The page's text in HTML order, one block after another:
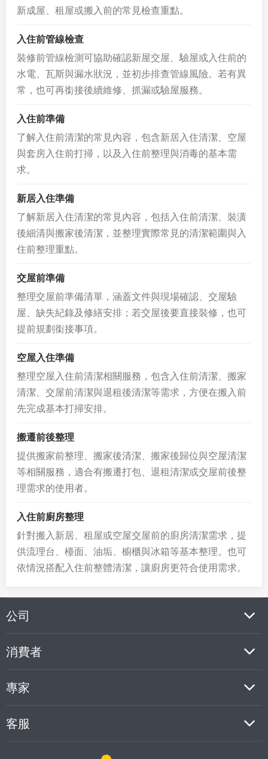
新成屋、租屋或搬入前的常見檢查重點。
入住前管線檢查
裝修前管線檢測可協助確認新屋交屋、驗屋或入住前的
水電、瓦斯與漏水狀況，並初步排查管線風險。若有異
常，也可再銜接後續維修、抓漏或驗屋服務。
入住前準備
了解入住前清潔的常見內容，包含新居入住清潔、空屋
與套房入住前打掃，以及入住前整理與消毒的基本需
求。
新居入住準備
了解新居入住清潔的常見內容，包括入住前清潔、裝潢
後細清與搬家後清潔，並整理實際常見的清潔範圍與入
住前整理重點。
交屋前準備
整理交屋前準備清單，涵蓋文件與現場確認、交屋驗
屋、缺失紀錄及修繕安排；若交屋後要直接裝修，也可
提前規劃銜接事項。
空屋入住準備
整理空屋入住前清潔相關服務，包含入住前清潔、搬家
清潔、交屋前清潔與退租後清潔等需求，方便在搬入前
先完成基本打掃安排。
搬遷前後整理
提供搬家前整理、搬家後清潔、搬家後歸位與空屋清潔
等相關服務，適合有搬遷打包、退租清潔或交屋前後整
理需求的使用者。
入住前廚房整理
針對搬入新居、租屋或空屋交屋前的廚房清潔需求，提
供流理台、檯面、油垢、櫥櫃與冰箱等基本整理。也可
依情況搭配入住前整體清潔，讓廚房更符合使用需求。
公司
消費者
專家
客服